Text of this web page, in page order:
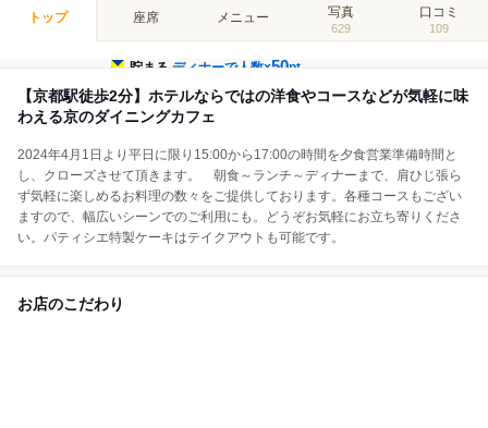
トップ 座席 メニュー 写真
629
口コミ
109
貯まるディナーで人数×50pt
【京都駅徒歩2分】ホテルならではの洋食やコースなどが気軽に味
わえる京のダイニングカフェ
2024年4月1日より平日に限り15:00から17:00の時間を夕食営業準備時間と
し、クローズさせて頂きます。 朝食～ランチ～ディナーまで、肩ひじ張ら
ず気軽に楽しめるお料理の数々をご提供しております。各種コースもござい
ますので、幅広いシーンでのご利用にも。どうぞお気軽にお立ち寄りくださ
い。パティシエ特製ケーキはテイクアウトも可能です。
お店のこだわり